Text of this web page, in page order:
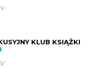
KLUB KSIĄŻKI